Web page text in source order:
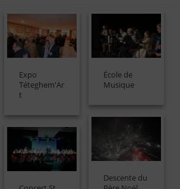
Expo
Téteghem'Ar
t
École de
Musique
Descente du